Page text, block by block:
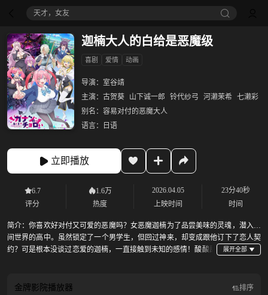
天才，女友
迦楠大人的白给是恶魔级
喜剧 爱情 动画
导演： 室谷靖
主演： 古贺葵 山下诚一郎 铃代纱弓 河濑茉希 七濑彩
别名： 容易对付的恶魔大人
语言：
日语
立即播放
6.7
评分
1.6万
热度
2026.04.05
上映时间
23分40秒
时间
简介：你喜欢好对付又可爱的恶魔吗？女恶魔迦楠为了品尝美味的灵魂，潜入人
间世界的高中。虽然锁定了一个男学生，但回过神来，却变成跟他订下了恋人契
约？可是根本没谈过恋爱的迦楠，一直接触到未知的感情！酸酸甜
金牌影院播放器 排序